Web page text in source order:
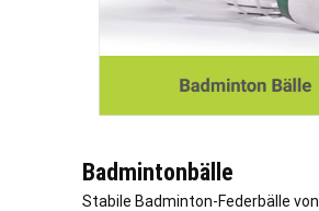
Badmintonbälle
Stabile Badminton-Federbälle